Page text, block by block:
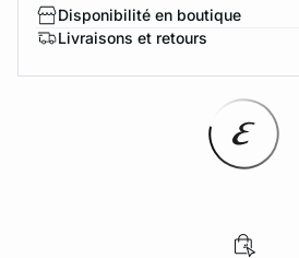
Disponibilité en boutique
Livraisons et retours